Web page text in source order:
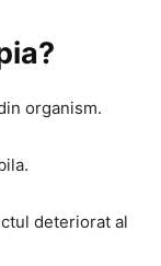
organism.
deteriorat al